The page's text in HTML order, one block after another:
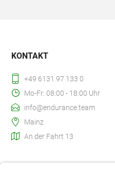
KONTAKT
+49 6131 97 133 0
Mo-Fr: 08:00 - 18:00 Uhr
info@endurance.team
Mainz
An der Fahrt 13